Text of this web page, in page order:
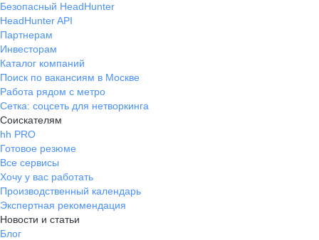
Безопасный HeadHunter
HeadHunter API
Партнерам
Инвесторам
Каталог компаний
Поиск по вакансиям в Москве
Работа рядом с метро
Сетка: соцсеть для нетворкинга
Соискателям
hh PRO
Готовое резюме
Все сервисы
Хочу у вас работать
Производственный календарь
Экспертная рекомендация
Новости и статьи
Блог